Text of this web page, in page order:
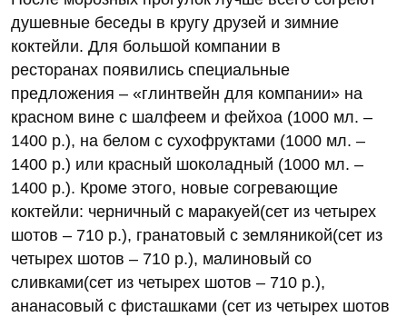
душевные беседы в кругу друзей и зимние
коктейли. Для большой компании в
ресторанах появились специальные
предложения – «глинтвейн для компании» на
красном вине с шалфеем и фейхоа (1000 мл. –
1400 р.), на белом с сухофруктами (1000 мл. –
1400 р.) или красный шоколадный (1000 мл. –
1400 р.). Кроме этого, новые согревающие
коктейли: черничный с маракуей(сет из четырех
шотов – 710 р.), гранатовый с земляникой(сет из
четырех шотов – 710 р.), малиновый со
сливками(сет из четырех шотов – 710 р.),
ананасовый с фисташками (сет из четырех шотов